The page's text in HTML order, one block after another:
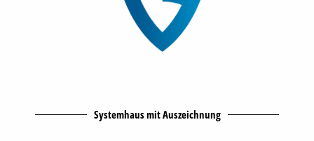
Systemhaus mit Auszeichnung